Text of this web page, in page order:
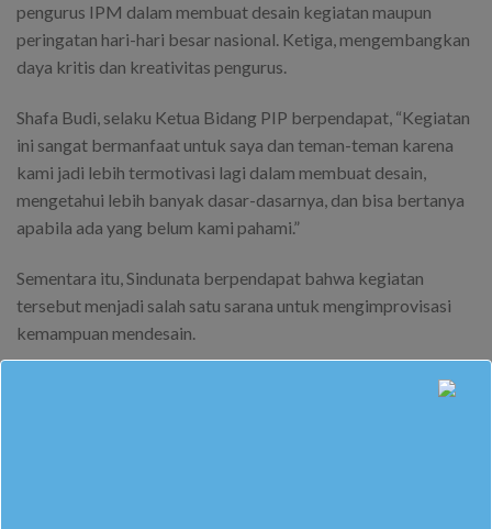
pengurus IPM dalam membuat desain kegiatan maupun
peringatan hari-hari besar nasional. Ketiga, mengembangkan
daya kritis dan kreativitas pengurus.
Shafa Budi, selaku Ketua Bidang PIP berpendapat, “Kegiatan
ini sangat bermanfaat untuk saya dan teman-teman karena
kami jadi lebih termotivasi lagi dalam membuat desain,
mengetahui lebih banyak dasar-dasarnya, dan bisa bertanya
apabila ada yang belum kami pahami.”
Sementara itu, Sindunata berpendapat bahwa kegiatan
tersebut menjadi salah satu sarana untuk mengimprovisasi
kemampuan mendesain.